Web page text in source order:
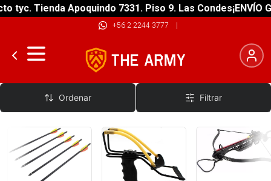
tyc. Tienda Apoquindo 7331. Piso 9. Las Condes¡ENVÍO
+56 2 2244 3777 |
Arcos y Ballestas
Ordenar Filtrar